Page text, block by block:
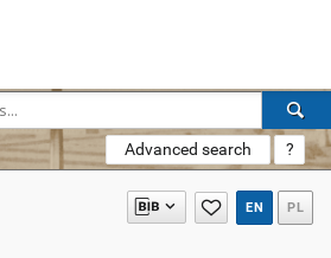
Advanced search ?
EN PL